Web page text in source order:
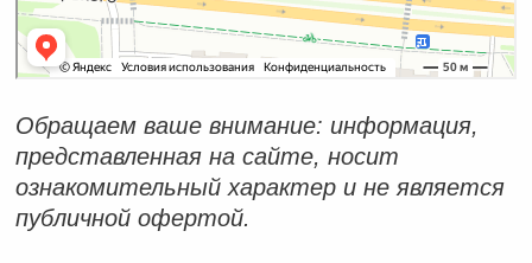
Обращаем ваше внимание: информация,
представленная на сайте, носит
ознакомительный характер и не является
публичной офертой.